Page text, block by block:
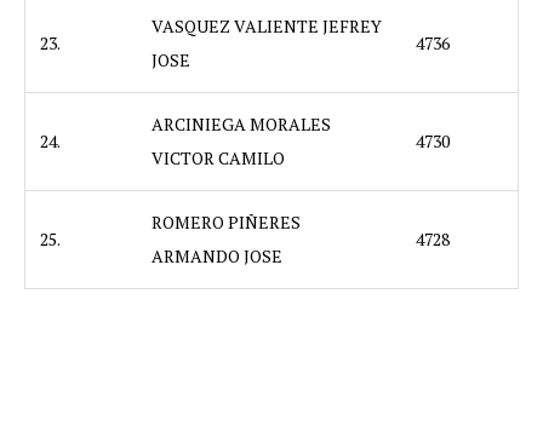
23.
VASQUEZ VALIENTE JEFREY
JOSE
4736
24.
ARCINIEGA MORALES
VICTOR CAMILO
4730
25.
ROMERO PIÑERES
ARMANDO JOSE
4728